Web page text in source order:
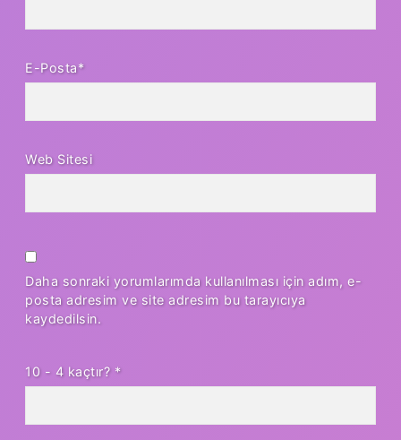
E-Posta*
Web Sitesi
Daha sonraki yorumlarımda kullanılması için adım, e-
posta adresim ve site adresim bu tarayıcıya
kaydedilsin.
10 - 4 kaçtır? *